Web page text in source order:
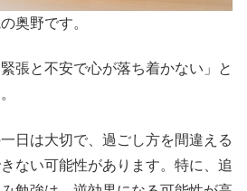
奥野です。
張と不安で心が落ち着かない」と
日は大切で、過ごし方を間違える
ない可能性があります。特に、追